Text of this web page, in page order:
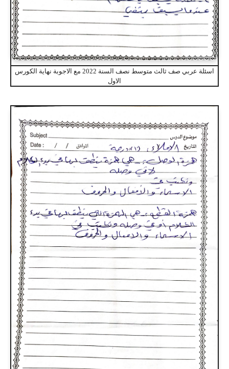
اسئلة عربي صف ثالث متوسط نصف السنة 2022 مع الاجوبة نهاية الكورس
الاول